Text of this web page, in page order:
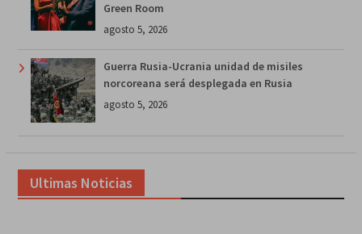
Green Room
agosto 5, 2026
Guerra Rusia-Ucrania unidad de misiles
norcoreana será desplegada en Rusia
agosto 5, 2026
Ultimas Noticias